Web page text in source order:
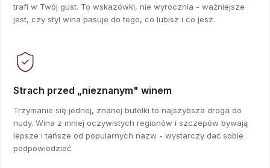
trafi w Twój gust. To wskazówki, nie wyrocznia - ważniejsze
jest, czy styl wina pasuje do tego, co lubisz i co jesz.
Strach przed „nieznanym" winem
Trzymanie się jednej, znanej butelki to najszybsza droga do
nudy. Wina z mniej oczywistych regionów i szczepów bywają
lepsze i tańsze od popularnych nazw - wystarczy dać sobie
podpowiedzieć.